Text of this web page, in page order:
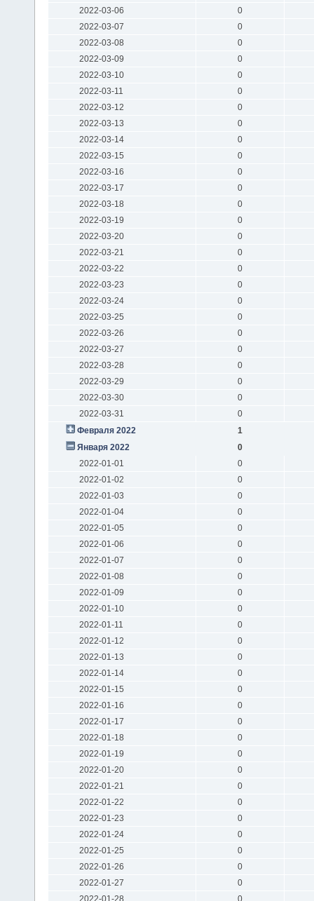
2022-03-06
0
2022-03-07
0
2022-03-08
0
2022-03-09
0
2022-03-10
0
2022-03-11
0
2022-03-12
0
2022-03-13
0
2022-03-14
0
2022-03-15
0
2022-03-16
0
2022-03-17
0
2022-03-18
0
2022-03-19
0
2022-03-20
0
2022-03-21
0
2022-03-22
0
2022-03-23
0
2022-03-24
0
2022-03-25
0
2022-03-26
0
2022-03-27
0
2022-03-28
0
2022-03-29
0
2022-03-30
0
2022-03-31
0
Февраля 2022
1
Января 2022
0
2022-01-01
0
2022-01-02
0
2022-01-03
0
2022-01-04
0
2022-01-05
0
2022-01-06
0
2022-01-07
0
2022-01-08
0
2022-01-09
0
2022-01-10
0
2022-01-11
0
2022-01-12
0
2022-01-13
0
2022-01-14
0
2022-01-15
0
2022-01-16
0
2022-01-17
0
2022-01-18
0
2022-01-19
0
2022-01-20
0
2022-01-21
0
2022-01-22
0
2022-01-23
0
2022-01-24
0
2022-01-25
0
2022-01-26
0
2022-01-27
0
2022-01-28
0